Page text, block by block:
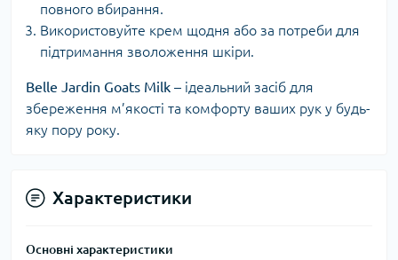
повного вбирання.
Використовуйте крем щодня або за потреби для
підтримання зволоження шкіри.
Belle Jardin Goats Milk – ідеальний засіб для
збереження м’якості та комфорту ваших рук у будь-
яку пору року.
Характеристики
Основні характеристики